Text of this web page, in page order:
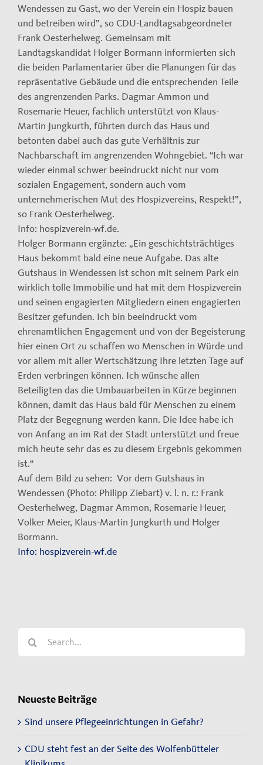
Wendessen zu Gast, wo der Verein ein Hospiz bauen
und betreiben wird”, so CDU-Landtagsabgeordneter
Frank Oesterhelweg. Gemeinsam mit
Landtagskandidat Holger Bormann informierten sich
die beiden Parlamentarier über die Planungen für das
repräsentative Gebäude und die entsprechenden Teile
des angrenzenden Parks. Dagmar Ammon und
Rosemarie Heuer, fachlich unterstützt von Klaus-
Martin Jungkurth, führten durch das Haus und
betonten dabei auch das gute Verhältnis zur
Nachbarschaft im angrenzenden Wohngebiet. “Ich war
wieder einmal schwer beeindruckt nicht nur vom
sozialen Engagement, sondern auch vom
unternehmerischen Mut des Hospizvereins, Respekt!”,
so Frank Oesterhelweg.
Info: hospizverein-wf.de.
Holger Bormann ergänzte: „Ein geschichtsträchtiges
Haus bekommt bald eine neue Aufgabe. Das alte
Gutshaus in Wendessen ist schon mit seinem Park ein
wirklich tolle Immobilie und hat mit dem Hospizverein
und seinen engagierten Mitgliedern einen engagierten
Besitzer gefunden. Ich bin beeindruckt vom
ehrenamtlichen Engagement und von der Begeisterung
hier einen Ort zu schaffen wo Menschen in Würde und
vor allem mit aller Wertschätzung Ihre letzten Tage auf
Erden verbringen können. Ich wünsche allen
Beteiligten das die Umbauarbeiten in Kürze beginnen
können, damit das Haus bald für Menschen zu einem
Platz der Begegnung werden kann. Die Idee habe ich
von Anfang an im Rat der Stadt unterstützt und freue
mich heute sehr das es zu diesem Ergebnis gekommen
ist.“
Auf dem Bild zu sehen: Vor dem Gutshaus in
Wendessen (Photo: Philipp Ziebart) v. l. n. r.: Frank
Oesterhelweg, Dagmar Ammon, Rosemarie Heuer,
Volker Meier, Klaus-Martin Jungkurth und Holger
Bormann.
Info: hospizverein-wf.de
for:
Neueste Beiträge
Sind unsere Pflegeeinrichtungen in Gefahr?
CDU steht fest an der Seite des Wolfenbütteler